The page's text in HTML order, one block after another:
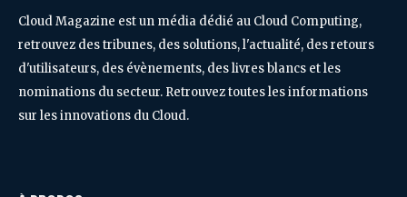
Cloud Magazine est un média dédié au Cloud Computing,
retrouvez des tribunes, des solutions, l'actualité, des retours
d'utilisateurs, des évènements, des livres blancs et les
nominations du secteur. Retrouvez toutes les informations
sur les innovations du Cloud.